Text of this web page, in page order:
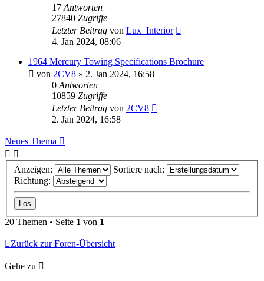
17 Antworten
27840 Zugriffe
Letzter Beitrag von Lux_Interior
4. Jan 2024, 08:06
1964 Mercury Towing Specifications Brochure
von 2CV8 » 2. Jan 2024, 16:58
0 Antworten
10859 Zugriffe
Letzter Beitrag von 2CV8
2. Jan 2024, 16:58
Neues Thema
Anzeigen:
Sortiere nach:
Richtung:
20 Themen • Seite 1 von 1
Zurück zur Foren-Übersicht
Gehe zu